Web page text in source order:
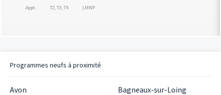
Appt. T2, T3, T4 LMNP
Programmes neufs à proximité
Avon
Bagneaux-sur-Loing